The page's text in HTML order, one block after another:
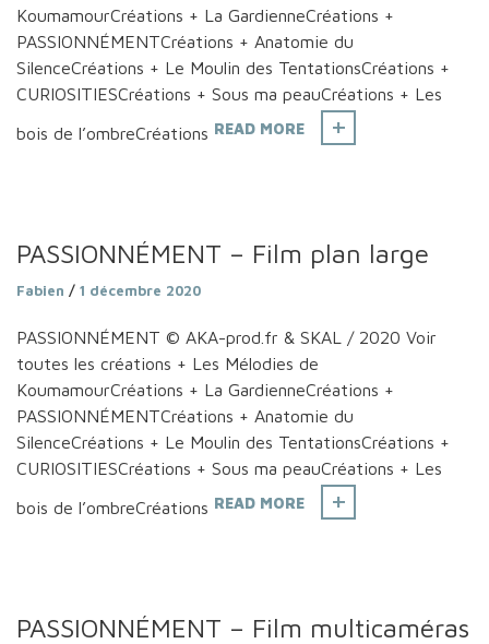
KoumamourCréations + La GardienneCréations +
PASSIONNÉMENTCréations + Anatomie du
SilenceCréations + Le Moulin des TentationsCréations +
CURIOSITIESCréations + Sous ma peauCréations + Les
bois de l’ombreCréations READ MORE
PASSIONNÉMENT – Film plan large
Fabien / 1 décembre 2020
PASSIONNÉMENT © AKA-prod.fr & SKAL / 2020 Voir
toutes les créations + Les Mélodies de
KoumamourCréations + La GardienneCréations +
PASSIONNÉMENTCréations + Anatomie du
SilenceCréations + Le Moulin des TentationsCréations +
CURIOSITIESCréations + Sous ma peauCréations + Les
bois de l’ombreCréations READ MORE
PASSIONNÉMENT – Film multicaméras